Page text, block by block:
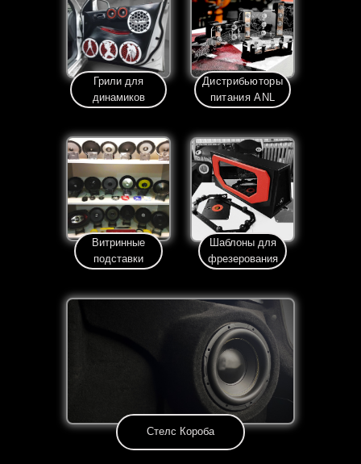
Грили для
динамиков
Дистрибьюторы
питания ANL
Шаблоны для
фрезерования
Витринные
подставки
Стелс Короба